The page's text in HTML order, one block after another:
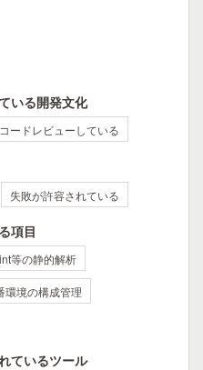
いる開発文化
コードレビューしている
失敗が許容されている
項目
等の静的解析
環境の構成管理
ているツール